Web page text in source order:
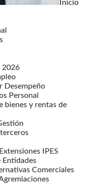
Inicio
2026
Desempeño
Personal
bienes y rentas de
IPES
Entidades
Comerciales